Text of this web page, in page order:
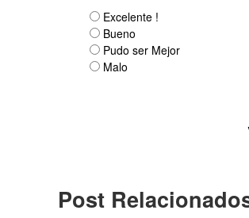
Excelente !
Bueno
Pudo ser Mejor
Malo
Post